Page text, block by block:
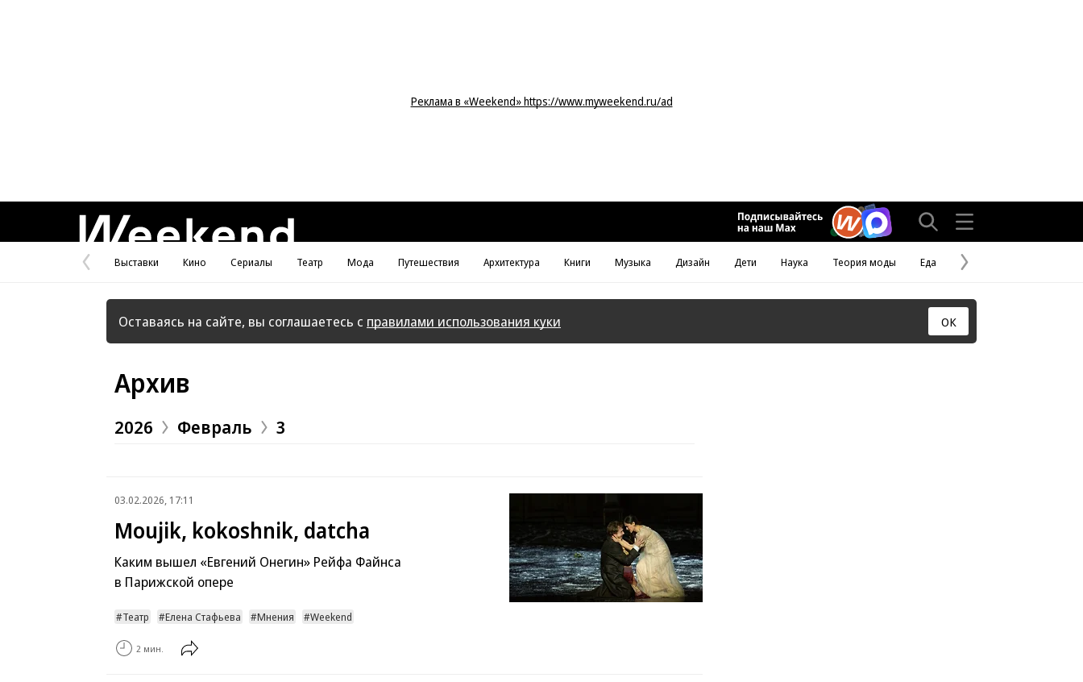
Реклама в «Weekend» https://www.myweekend.ru/ad
Предыдущая
страница
Выставки Кино Сериалы Театр Мода Путешествия Архитектура Книги Музыка Дизайн Дети Наука Теория моды Еда
Следующая
страница
Оставаясь на сайте, вы соглашаетесь с правилами использования куки ОК
Архив
2026 Февраль 3
03.02.2026, 17:11
Moujik, kokoshnik, datcha
Каким вышел «Евгений Онегин» Рейфа Файнса
в Парижской опере
Театр Елена Стафьева Мнения Weekend
2 мин.